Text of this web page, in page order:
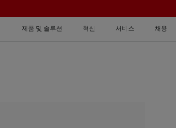
제품 및 솔루션 혁신 서비스 채용